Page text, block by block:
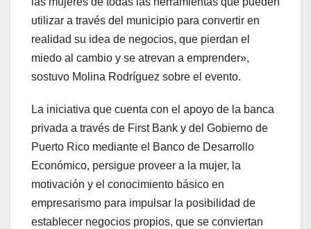
utilizar a través del municipio para convertir en
realidad su idea de negocios, que pierdan el
miedo al cambio y se atrevan a emprender»,
sostuvo Molina Rodríguez sobre el evento.
La iniciativa que cuenta con el apoyo de la banca
privada a través de First Bank y del Gobierno de
Puerto Rico mediante el Banco de Desarrollo
Económico, persigue proveer a la mujer, la
motivación y el conocimiento básico en
empresarismo para impulsar la posibilidad de
establecer negocios propios, que se conviertan